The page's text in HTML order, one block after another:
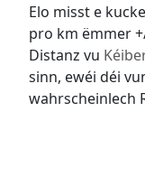
Elo misst e
pro km ëmmer
Distanz vu
sinn, ewéi déi
wahrscheinlech